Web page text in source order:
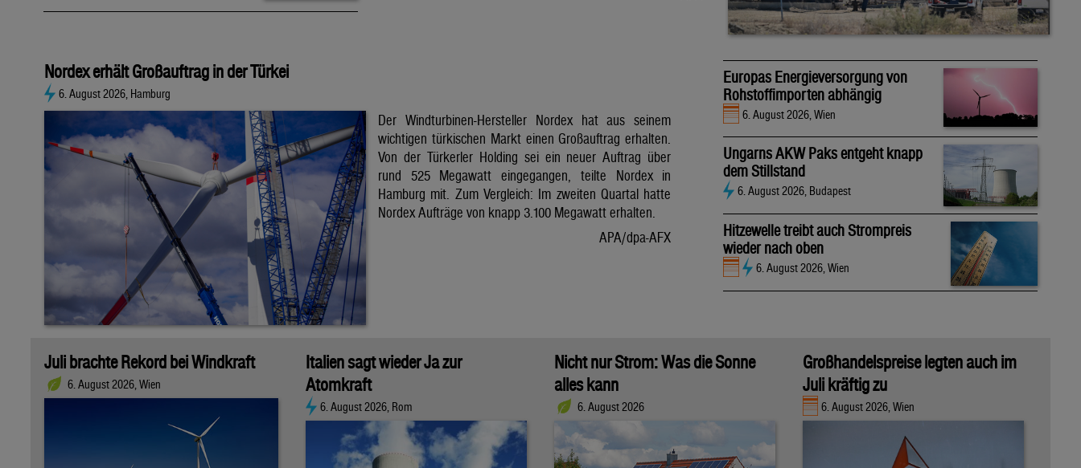
Nordex erhält Großauftrag in der Türkei
6. August 2026, Hamburg
Der Windturbinen-Hersteller Nordex hat aus seinem
wichtigen türkischen Markt einen Großauftrag erhalten.
Von der Türkerler Holding sei ein neuer Auftrag über
rund 525 Megawatt eingegangen, teilte Nordex in
Hamburg mit. Zum Vergleich: Im zweiten Quartal hatte
Nordex Aufträge von knapp 3.100 Megawatt erhalten.
APA/dpa-AFX
Europas Energieversorgung von
Rohstoffimporten abhängig
6. August 2026, Wien
Ungarns AKW Paks entgeht knapp
dem Stillstand
6. August 2026, Budapest
Hitzewelle treibt auch Strompreis
wieder nach oben
6. August 2026, Wien
Juli brachte Rekord bei Windkraft
6. August 2026, Wien
Italien sagt wieder Ja zur
Atomkraft
6. August 2026, Rom
Nicht nur Strom: Was die Sonne
alles kann
6. August 2026
Großhandelspreise legten auch im
Juli kräftig zu
6. August 2026, Wien